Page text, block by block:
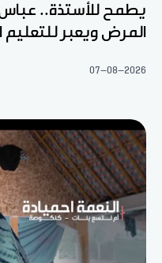
يطمح للأستذة..
المرض ويعبر للتعليم
07-08-2026